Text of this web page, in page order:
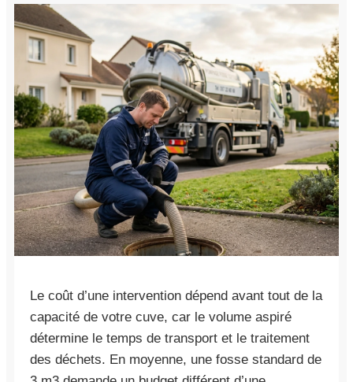
Le coût d’une intervention dépend avant tout de la
capacité de votre cuve, car le volume aspiré
détermine le temps de transport et le traitement
des déchets. En moyenne, une fosse standard de